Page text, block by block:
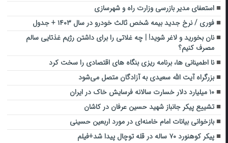
استعفای مدیر بازرسی وزارت راه و شهرسازی
فوری / نرخ جدید بیمه شخص ثالث خودرو در سال ۱۴۰۳ + جدول
نان بخورید و لاغر شوید! | چه غلاتی را برای داشتن رژیم غذتایی سالم
مصرف کنیم؟
نا اطمینانی ها، برنامه ریزی بنگاه های اقتصادی را سخت کرد
بزرگراه آیت الله سعیدی به آزادگان متصل می‌شود
۱۰ میلیارد دلار خسارت سالانه فرسایش خاک در ایران
تشییع پیکر جانباز شهید حسین عرفان در کاشان
بازخوانی بیانات امام خامنه‌ای در مورد اربعین حسینی
پیکر کوهنورد ۷۰ ساله در قله توچال پیدا شد+فیلم